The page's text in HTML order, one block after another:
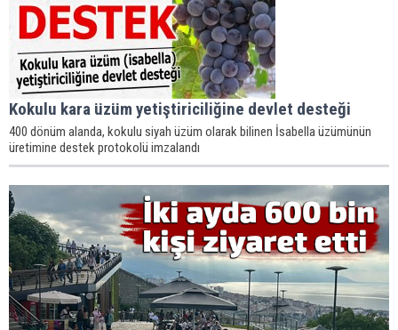
Kokulu kara üzüm yetiştiriciliğine devlet desteği
400 dönüm alanda, kokulu siyah üzüm olarak bilinen İsabella üzümünün
üretimine destek protokolü imzalandı